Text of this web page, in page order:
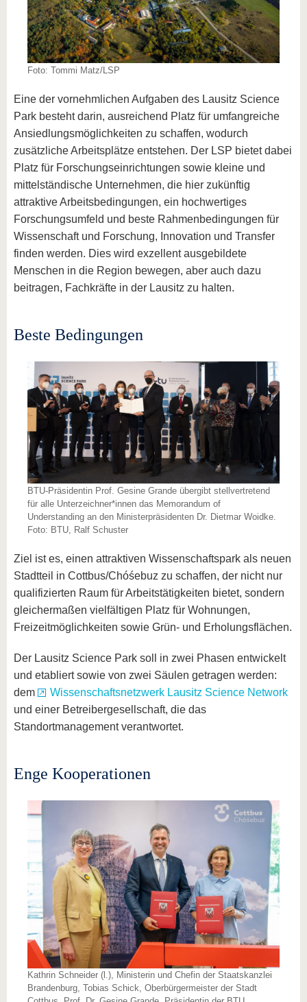
Foto: Tommi Matz/LSP
Eine der vornehmlichen Aufgaben des Lausitz Science
Park besteht darin, ausreichend Platz für umfangreiche
Ansiedlungsmöglichkeiten zu schaffen, wodurch
zusätzliche Arbeitsplätze entstehen. Der LSP bietet dabei
Platz für Forschungseinrichtungen sowie kleine und
mittelständische Unternehmen, die hier zukünftig
attraktive Arbeitsbedingungen, ein hochwertiges
Forschungsumfeld und beste Rahmenbedingungen für
Wissenschaft und Forschung, Innovation und Transfer
finden werden. Dies wird exzellent ausgebildete
Menschen in die Region bewegen, aber auch dazu
beitragen, Fachkräfte in der Lausitz zu halten.
Beste Bedingungen
BTU-Präsidentin Prof. Gesine Grande übergibt stellvertretend
für alle Unterzeichner*innen das Memorandum of
Understanding an den Ministerpräsidenten Dr. Dietmar Woidke.
Foto: BTU, Ralf Schuster
Ziel ist es, einen attraktiven Wissenschaftspark als neuen
Stadtteil in Cottbus/Chóśebuz zu schaffen, der nicht nur
qualifizierten Raum für Arbeitstätigkeiten bietet, sondern
gleichermaßen vielfältigen Platz für Wohnungen,
Freizeitmöglichkeiten sowie Grün- und Erholungsflächen.
Der Lausitz Science Park soll in zwei Phasen entwickelt
und etabliert sowie von zwei Säulen getragen werden:
dem
Wissenschaftsnetzwerk Lausitz Science Network
und einer Betreibergesellschaft, die das
Standortmanagement verantwortet.
Enge Kooperationen
Kathrin Schneider (l.), Ministerin und Chefin der Staatskanzlei
Brandenburg, Tobias Schick, Oberbürgermeister der Stadt